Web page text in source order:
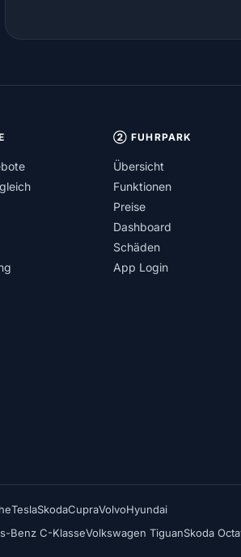
② FUHRPARK
Übersicht
Funktionen
Preise
Dashboard
Schäden
App Login
TeslaSkodaCupraVolvoHyundai
Benz C-KlasseVolkswagen TiguanSkoda